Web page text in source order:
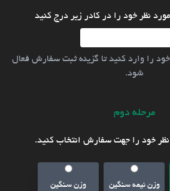
مورد نظر خود را در کادر زیر درج کنید
خود را وارد کنید تا گزینه ثبت سفارش فعال
شود.
مرحله دوم
خود را جهت سفارش انتخاب کنید.
وزن نیمه سنگین وزن سنگین